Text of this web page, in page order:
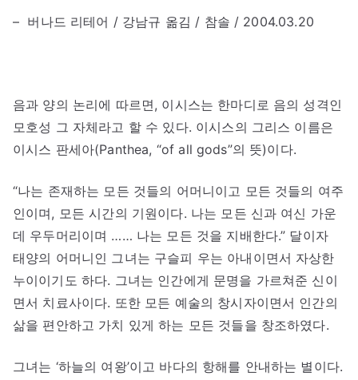
– 버나드 리테어 / 강남규 옮김 / 참솔 / 2004.03.20
음과 양의 논리에 따르면, 이시스는 한마디로 음의 성격인
모호성 그 자체라고 할 수 있다. 이시스의 그리스 이름은
이시스 판세아(Panthea, “of all gods”의 뜻)이다.
“나는 존재하는 모든 것들의 어머니이고 모든 것들의 여주
인이며, 모든 시간의 기원이다. 나는 모든 신과 여신 가운
데 우두머리이며 …… 나는 모든 것을 지배한다.” 달이자
태양의 어머니인 그녀는 구슬피 우는 아내이면서 자상한
누이이기도 하다. 그녀는 인간에게 문명을 가르쳐준 신이
면서 치료사이다. 또한 모든 예술의 창시자이면서 인간의
삶을 편안하고 가치 있게 하는 모든 것들을 창조하였다.
그녀는 ‘하늘의 여왕’이고 바다의 항해를 안내하는 별이다.